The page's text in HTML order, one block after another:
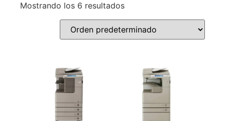
Mostrando los 6 resultados